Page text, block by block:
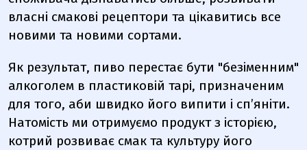
власні смакові рецептори та цікавитись все
новими та новими сортами.
Як результат, пиво перестає бути "безіменним"
алкоголем в пластиковій тарі, призначеним
для того, аби швидко його випити і сп’яніти.
Натомість ми отримуємо продукт з історією,
котрий розвиває смак та культуру його